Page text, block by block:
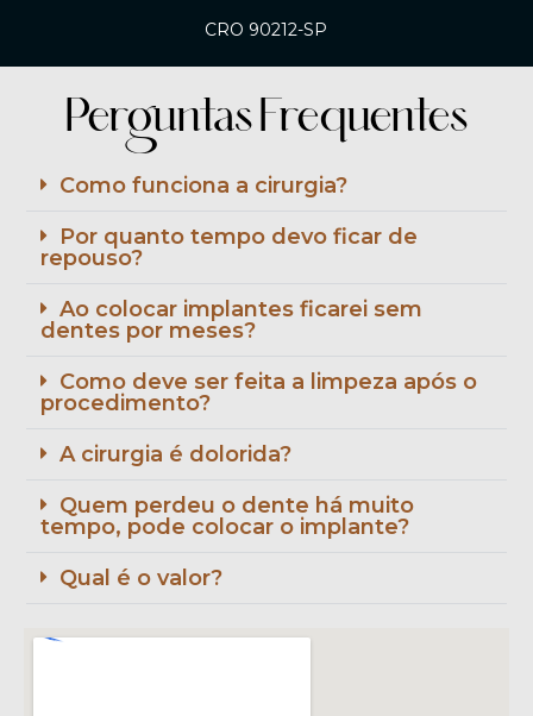
CRO 90212-SP
Perguntas Frequentes
Como funciona a cirurgia?
Por quanto tempo devo ficar de
repouso?
Ao colocar implantes ficarei sem
dentes por meses?
Como deve ser feita a limpeza após o
procedimento?
A cirurgia é dolorida?
Quem perdeu o dente há muito
tempo, pode colocar o implante?
Qual é o valor?